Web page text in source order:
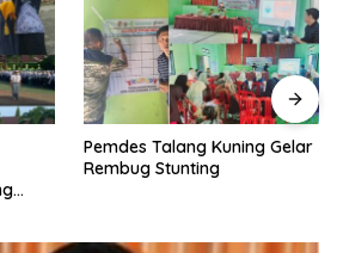
Pemdes Talang Kuning Gelar
Rembug Stunting